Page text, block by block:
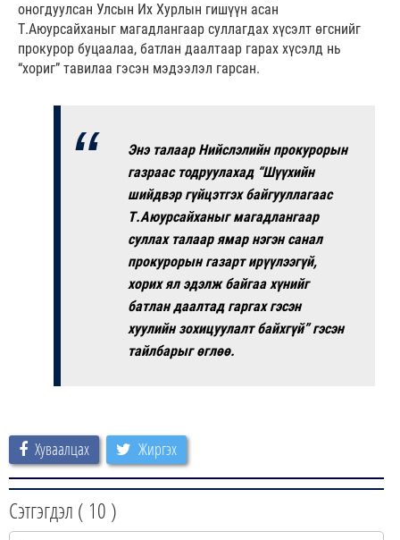
оногдуулсан Улсын Их Хурлын гишүүн асан
Т.Аюурсайханыг магадлангаар суллагдах хүсэлт өгснийг
прокурор буцаалаа, батлан даалтаар гарах хүсэлд нь
“хориг” тавилаа гэсэн мэдээлэл гарсан.
Энэ талаар Нийслэлийн прокурорын
газраас тодруулахад “Шүүхийн
шийдвэр гүйцэтгэх байгууллагаас
Т.Аюурсайханыг магадлангаар
суллах талаар ямар нэгэн санал
прокурорын газарт ирүүлээгүй,
хорих ял эдэлж байгаа хүнийг
батлан даалтад гаргах гэсэн
хуулийн зохицуулалт байхгүй” гэсэн
тайлбарыг өглөө.
Хуваалцах Жиргэх
Сэтгэгдэл ( 10 )